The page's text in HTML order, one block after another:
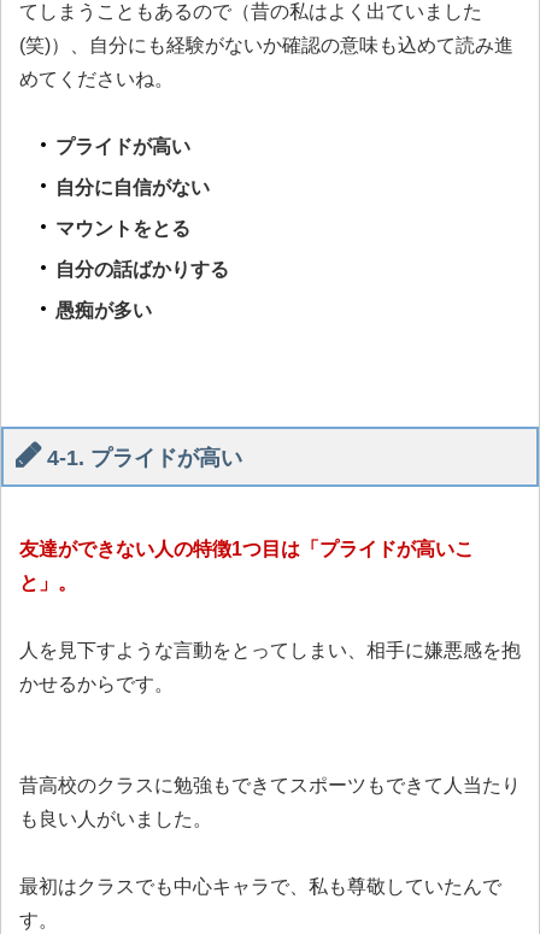
てしまうこともあるので（昔の私はよく出ていました
(笑)）、自分にも経験がないか確認の意味も込めて読み進
めてくださいね。
プライドが高い
自分に自信がない
マウントをとる
自分の話ばかりする
愚痴が多い
4-1. プライドが高い
友達ができない人の特徴1つ目は「プライドが高いこ
と」。
人を見下すような言動をとってしまい、相手に嫌悪感を抱
かせるからです。
昔高校のクラスに勉強もできてスポーツもできて人当たり
も良い人がいました。
最初はクラスでも中心キャラで、私も尊敬していたんで
す。